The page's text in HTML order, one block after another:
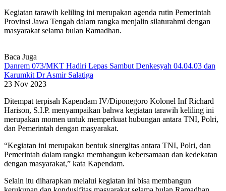
Kegiatan tarawih keliling ini merupakan agenda rutin Pemerintah
Provinsi Jawa Tengah dalam rangka menjalin silaturahmi dengan
masyarakat selama bulan Ramadhan.
Baca Juga
Danrem 073/MKT Hadiri Lepas Sambut Denkesyah 04.04.03 dan
Karumkit Dr Asmir Salatiga
23 Nov 2023
Ditempat terpisah Kapendam IV/Diponegoro Kolonel Inf Richard
Harison, S.I.P. menyampaikan bahwa kegiatan tarawih keliling ini
merupakan momen untuk memperkuat hubungan antara TNI, Polri,
dan Pemerintah dengan masyarakat.
“Kegiatan ini merupakan bentuk sinergitas antara TNI, Polri, dan
Pemerintah dalam rangka membangun kebersamaan dan kedekatan
dengan masyarakat,” kata Kapendam.
Selain itu diharapkan melalui kegiatan ini bisa membangun